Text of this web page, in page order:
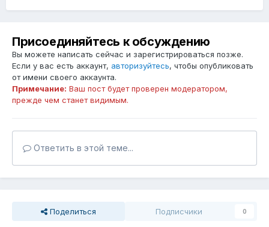
Присоединяйтесь к обсуждению
Вы можете написать сейчас и зарегистрироваться позже.
Если у вас есть аккаунт, авторизуйтесь, чтобы опубликовать
от имени своего аккаунта.
Примечание: Ваш пост будет проверен модератором,
прежде чем станет видимым.
Ответить в этой теме...
Поделиться Подписчики 0